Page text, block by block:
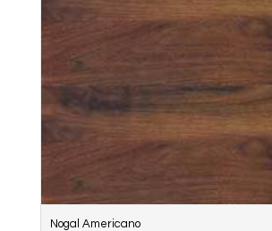
Nogal Americano